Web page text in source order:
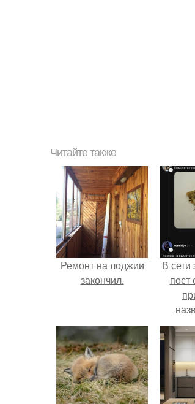
Читайте также
Ремонт на лоджии
закончил.
В сети
пост